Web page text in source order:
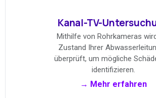
Kanal-TV-
Mithilfe von Rohrkameras
Zustand Ihrer
überprüft, um mögliche
identifizieren.
→ Mehr erfahren